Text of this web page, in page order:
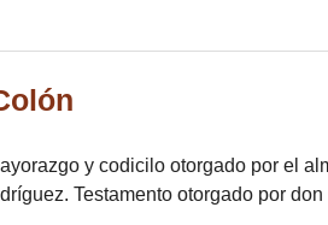
y codicilo otorgado por el
Testamento otorgado por